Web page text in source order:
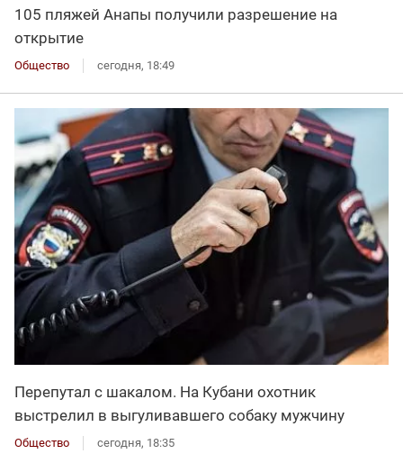
105 пляжей Анапы получили разрешение на
открытие
Общество сегодня, 18:49
Перепутал с шакалом. На Кубани охотник
выстрелил в выгуливавшего собаку мужчину
Общество сегодня, 18:35